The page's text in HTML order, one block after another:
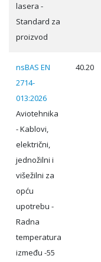
lasera -
Standard za
proizvod
nsBAS EN
2714-
013:2026
Aviotehnika
- Kablovi,
električni,
jednožilni i
višežilni za
opću
upotrebu -
Radna
temperatura
između -55
40.20